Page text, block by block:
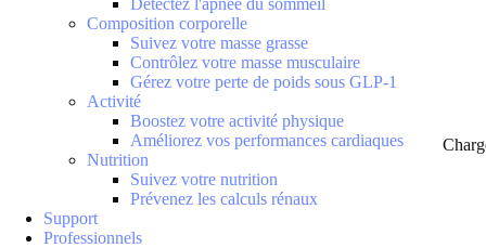
Détectez l'apnée du sommeil
Composition corporelle
Suivez votre masse grasse
Contrôlez votre masse musculaire
Gérez votre perte de poids sous GLP-1
Activité
Boostez votre activité physique
Améliorez vos performances cardiaques
Nutrition
Suivez votre nutrition
Prévenez les calculs rénaux
Support
Professionnels